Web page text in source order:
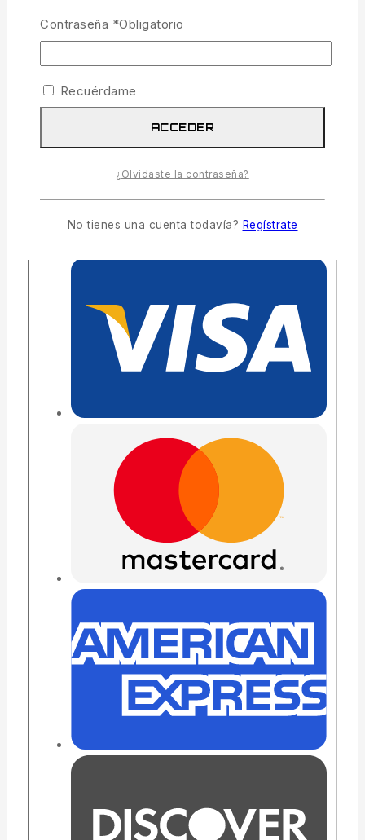
COMPARAR LISTA
PREGUNTA
COMPARTIR
personas están viendo esto ahora mismo
Entrega estimada:Hasta 4 días hábiles
Envío y devoluciones gratis:En todos los
pedidos superiores a 300€
Contraseña *Obligatorio
Recuérdame
ACCEDER
¿Olvidaste la contraseña?
No tienes una cuenta todavía? Regístrate